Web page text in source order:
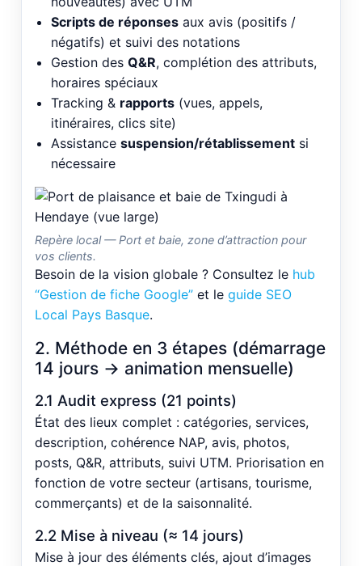
Scripts de réponses aux avis (positifs /
négatifs) et suivi des notations
Gestion des Q&R, complétion des attributs,
horaires spéciaux
Tracking & rapports (vues, appels,
itinéraires, clics site)
Assistance suspension/rétablissement si
nécessaire
Repère local — Port et baie, zone d’attraction pour
vos clients.
Besoin de la vision globale ? Consultez le hub
“Gestion de fiche Google” et le guide SEO
Local Pays Basque.
2. Méthode en 3 étapes (démarrage
14 jours → animation mensuelle)
2.1 Audit express (21 points)
État des lieux complet : catégories, services,
description, cohérence NAP, avis, photos,
posts, Q&R, attributs, suivi UTM. Priorisation en
fonction de votre secteur (artisans, tourisme,
commerçants) et de la saisonnalité.
2.2 Mise à niveau (≈ 14 jours)
Mise à jour des éléments clés, ajout d’images